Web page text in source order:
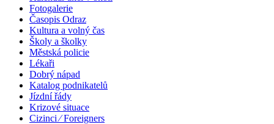
Fotogalerie
Časopis Odraz
Kultura a volný čas
Školy a školky
Městská policie
Lékaři
Dobrý nápad
Katalog podnikatelů
Jízdní řády
Krizové situace
Cizinci ⁄ Foreigners